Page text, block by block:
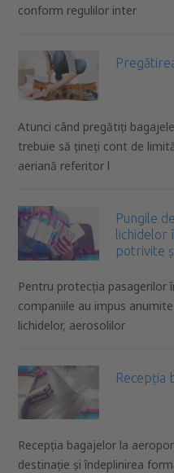
conform regulilor inter
Atunci când pregătiți
trebuie să țineți cont de
aeriană referitor l
Pungile
lichidelor
potrivite
Pentru protecția pasagerilor
companiile au impus
lichidelor, aerosolilor
Recepția
Recepția bagajelor la
destinație și îndeplinirea